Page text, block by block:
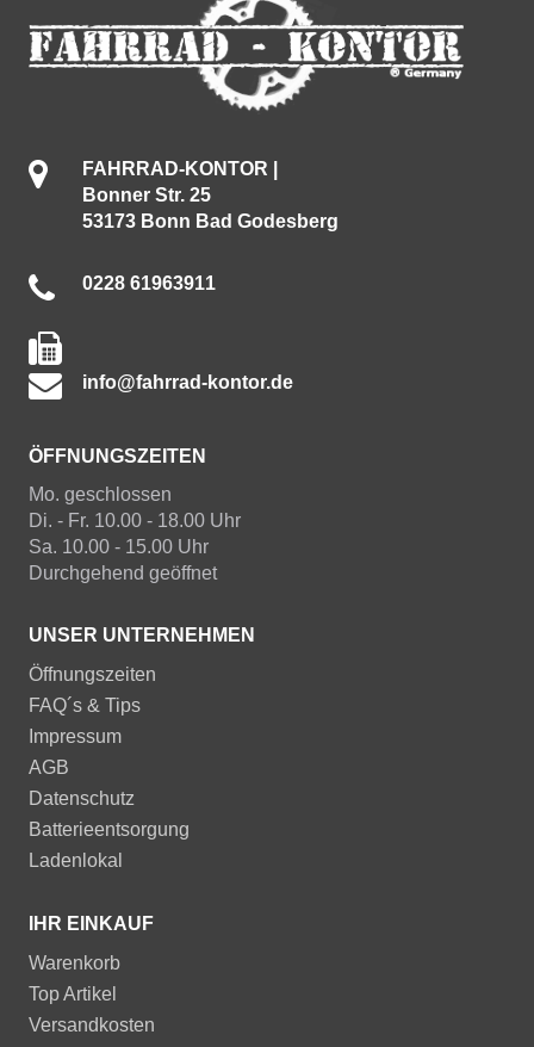
FAHRRAD-KONTOR |
Bonner Str. 25
53173 Bonn Bad Godesberg
0228 61963911
info@fahrrad-kontor.de
ÖFFNUNGSZEITEN
Mo. geschlossen
Di. - Fr. 10.00 - 18.00 Uhr
Sa. 10.00 - 15.00 Uhr
Durchgehend geöffnet
UNSER UNTERNEHMEN
Öffnungszeiten
FAQ´s & Tips
Impressum
AGB
Datenschutz
Batterieentsorgung
Ladenlokal
IHR EINKAUF
Warenkorb
Top Artikel
Versandkosten